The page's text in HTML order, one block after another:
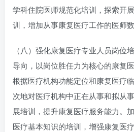
学科住院医师规范化培训，探索开
训，增加从事康复医疗工作的医师数
（八）强化康复医疗专业人员岗位
导向，以岗位胜任力为核心的康复
根据医疗机构功能定位和康复医疗
次地对医疗机构中正在从事和拟从
展培训，提升康复医疗服务能力。
医疗基本知识的培训，增强康复医